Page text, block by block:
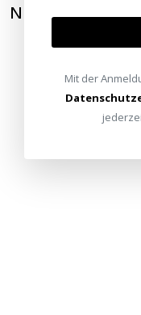
NEWSLETTER
Mit der